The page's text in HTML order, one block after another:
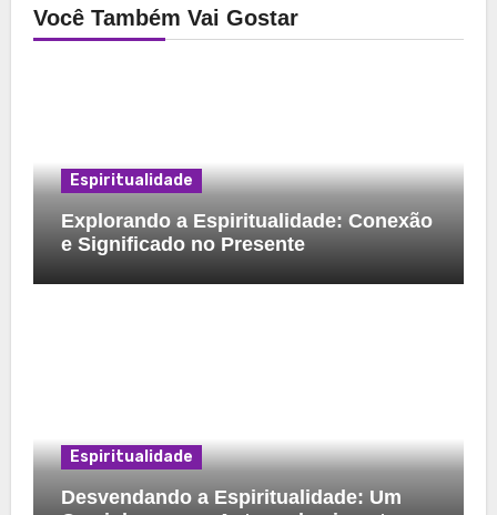
Você Também Vai Gostar
Espiritualidade
Explorando a Espiritualidade: Conexão
e Significado no Presente
Espiritualidade
Desvendando a Espiritualidade: Um